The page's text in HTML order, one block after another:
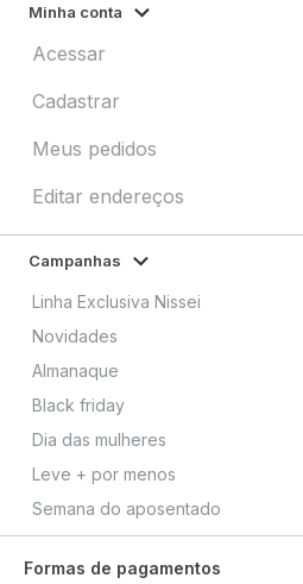
Minha conta
Acessar
Cadastrar
Meus pedidos
Editar endereços
Campanhas
Linha Exclusiva Nissei
Novidades
Almanaque
Black friday
Dia das mulheres
Leve + por menos
Semana do aposentado
Formas de pagamentos